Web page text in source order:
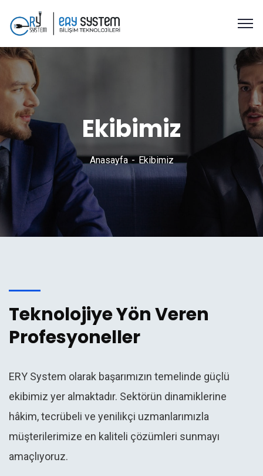
Ekibimiz
Anasayfa Ekibimiz
Teknolojiye Yön Veren
Profesyoneller
ERY System olarak başarımızın temelinde güçlü
ekibimiz yer almaktadır. Sektörün dinamiklerine
hâkim, tecrübeli ve yenilikçi uzmanlarımızla
müşterilerimize en kaliteli çözümleri sunmayı
amaçlıyoruz.